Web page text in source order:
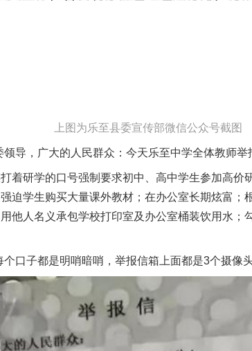
上图为乐至县委宣传部微信公众号截图
，广大的人民群众：今天乐至中学全体教师举
研学的口号强制要求初中、高中学生参加高价
迫学生购买大量课外教材；在办公室长期炫富；
他人名义承包学校打印室及办公室桶装饮用水；
口子都是明哨暗哨，举报信箱上面都是3个摄像